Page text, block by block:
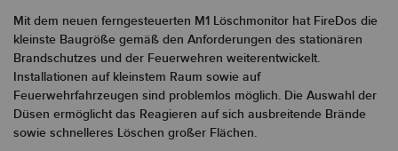
Mit dem neuen ferngesteuerten M1 Löschmonitor hat FireDos die
kleinste Baugröße gemäß den Anforderungen des stationären
Brandschutzes und der Feuerwehren weiterentwickelt.
Installationen auf kleinstem Raum sowie auf
Feuerwehrfahrzeugen sind problemlos möglich. Die Auswahl der
Düsen ermöglicht das Reagieren auf sich ausbreitende Brände
sowie schnelleres Löschen großer Flächen.